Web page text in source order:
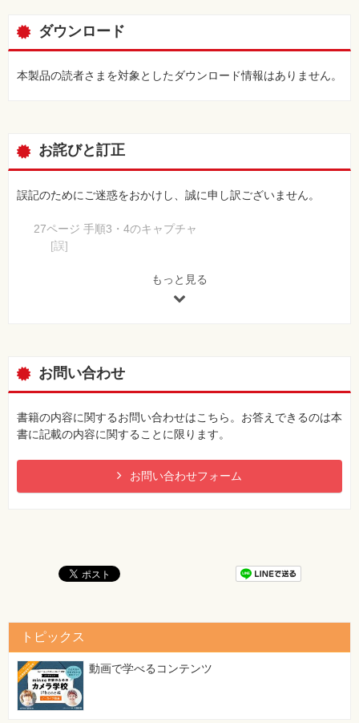
ダウンロード
本製品の読者さまを対象としたダウンロード情報はありません。
お詫びと訂正
誤記のためにご迷惑をおかけし、誠に申し訳ございません。
27ページ 手順3・4のキャプチャ
[誤]
もっと見る
お問い合わせ
書籍の内容に関するお問い合わせはこちら。お答えできるのは本
書に記載の内容に関することに限ります。
お問い合わせフォーム
トピックス
動画で学べるコンテンツ